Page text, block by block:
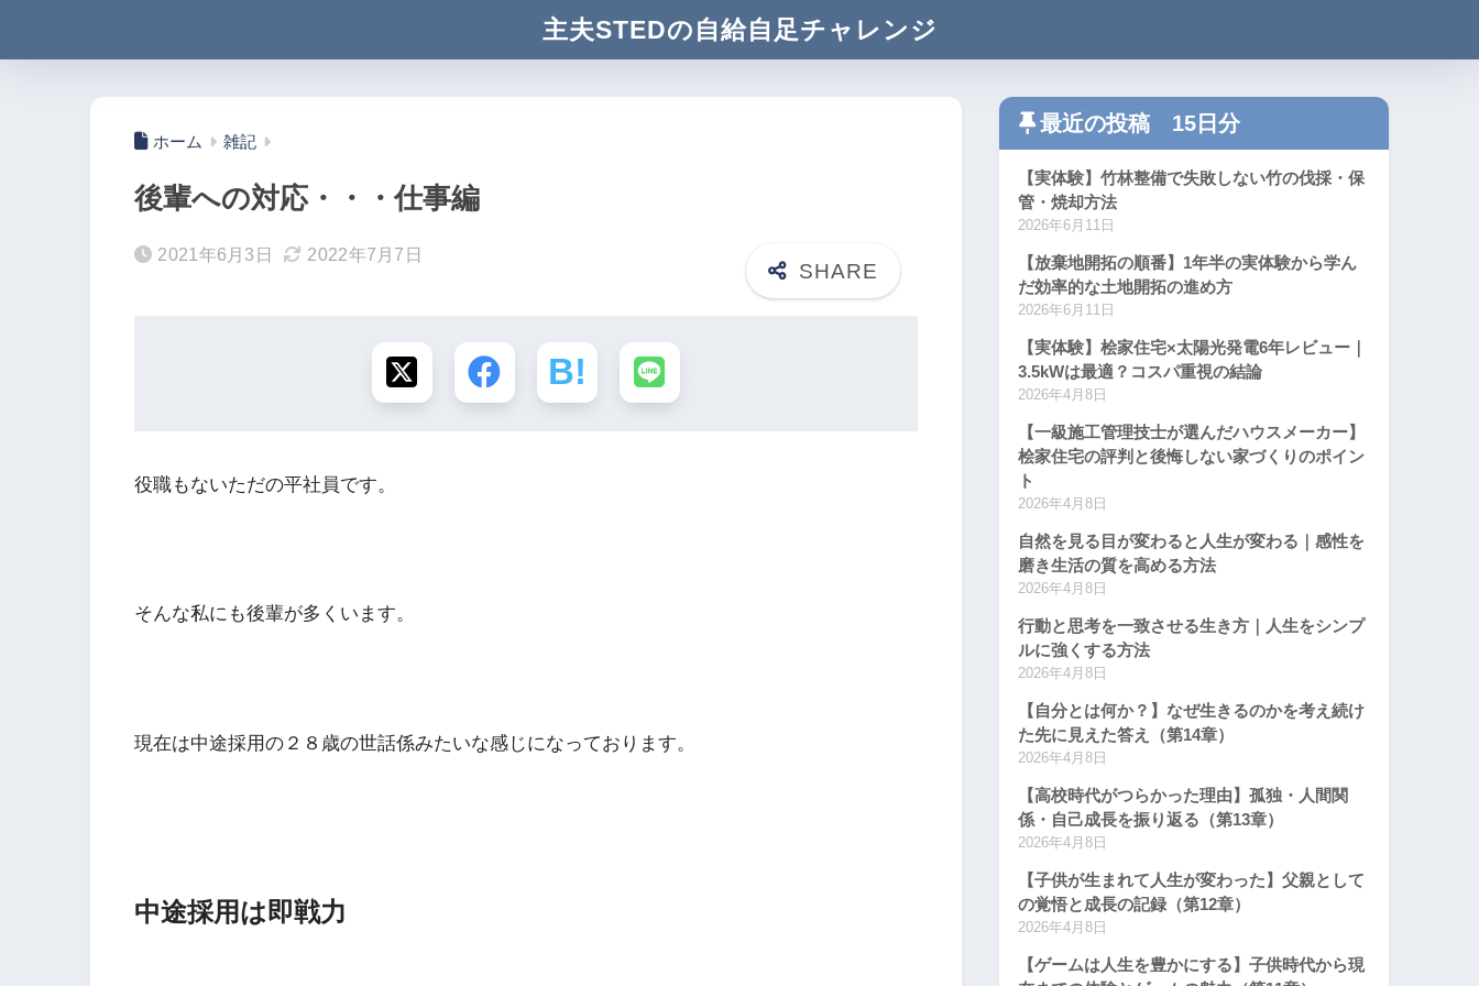
主夫STEDの自給自足チャレンジ
ホーム 雑記
後輩への対応・・・仕事編
2021年6月3日 2022年7月7日
役職もないただの平社員です。
そんな私にも後輩が多くいます。
現在は中途採用の２８歳の世話係みたいな感じになっております。
中途採用は即戦力
最近の投稿 15日分
【実体験】竹林整備で失敗しない竹の伐採・保
管・焼却方法
2026年6月11日
【放棄地開拓の順番】1年半の実体験から学ん
だ効率的な土地開拓の進め方
2026年6月11日
【実体験】桧家住宅×太陽光発電6年レビュー｜
3.5kWは最適？コスパ重視の結論
2026年4月8日
【一級施工管理技士が選んだハウスメーカー】
桧家住宅の評判と後悔しない家づくりのポイン
ト
2026年4月8日
自然を見る目が変わると人生が変わる｜感性を
磨き生活の質を高める方法
2026年4月8日
行動と思考を一致させる生き方｜人生をシンプ
ルに強くする方法
2026年4月8日
【自分とは何か？】なぜ生きるのかを考え続け
た先に見えた答え（第14章）
2026年4月8日
【高校時代がつらかった理由】孤独・人間関
係・自己成長を振り返る（第13章）
2026年4月8日
【子供が生まれて人生が変わった】父親として
の覚悟と成長の記録（第12章）
2026年4月8日
【ゲームは人生を豊かにする】子供時代から現